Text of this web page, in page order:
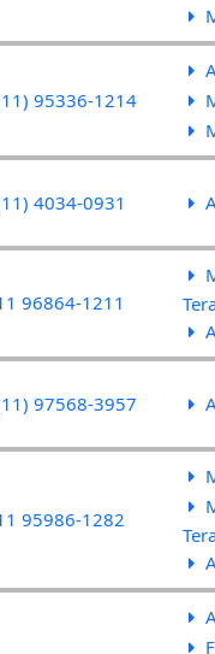
95336-1214
4034-0931
96864-1211
97568-3957
95986-1282